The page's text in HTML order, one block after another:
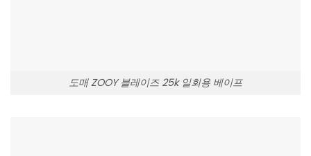
도매 ZOOY 블레이즈 25k 일회용 베이프